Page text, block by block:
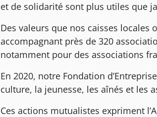
et de solidarité sont plus utiles que
Des valeurs que nos caisses locales
accompagnant près de 320
notamment pour des associations
En 2020, notre Fondation
culture, la jeunesse, les aînés et les
Ces actions mutualistes expriment